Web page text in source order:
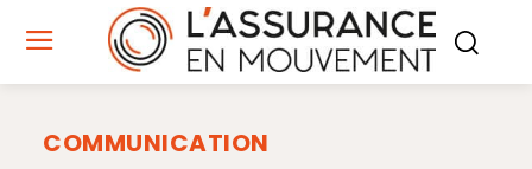
COMMUNICATION